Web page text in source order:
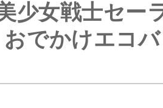
少女戦士セー
でかけエコ